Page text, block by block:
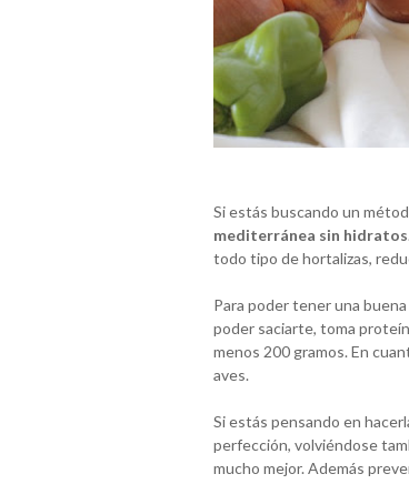
Si estás buscando un
mediterránea sin hidratos
todo tipo de hortalizas,
Para poder tener una
poder saciarte, toma
menos 200 gramos. En
aves.
Si estás pensando en
perfección, volviéndose
mucho mejor. Además